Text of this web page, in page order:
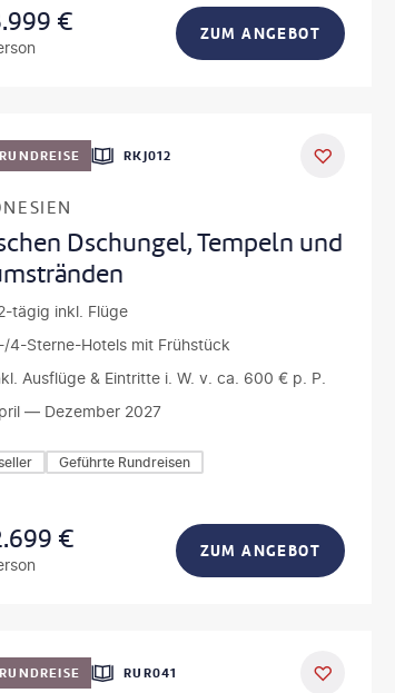
€ ZUM ANGEBOT
RUNDREISE RKJ012
Dschungel, Tempeln und
tägig inkl. Flüge
4-Sterne-Hotels mit Frühstück
Ausflüge & Eintritte i. W. v. ca. 600 € p. P.
— Dezember 2027
Geführte Rundreisen
€ ZUM ANGEBOT
DEAL
RUNDREISE RUR041